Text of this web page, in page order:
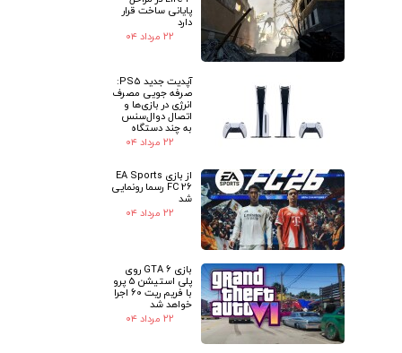
پایانی ساخت قرار
دارد
۲۲ مرداد ۰۴
آپدیت جدید PS5:
صرفه جویی مصرف
انرژی در بازی‌ها و
اتصال دوال‌سنس
به چند دستگاه
۲۲ مرداد ۰۴
از بازی EA Sports
FC 26 رسما رونمایی
شد
۲۲ مرداد ۰۴
بازی GTA 6 روی
پلی استیشن 5 پرو
با فریم ریت 60 اجرا
خواهد شد
۲۲ مرداد ۰۴